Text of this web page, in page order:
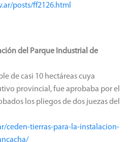
posts/ff2126.html
del Parque Industrial de
de casi 10 hectáreas cuya
provincial, fue aprobaba por el
los pliegos de dos juezas del
ceden-tierras-para-la-instalacion-